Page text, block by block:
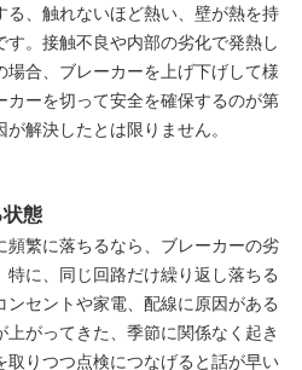
、触れないほど熱い、壁が熱を持
。接触不良や内部の劣化で発熱し
合、ブレーカーを上げ下げして様
ーを切って安全を確保するのが第
解決したとは限りません。
態
繁に落ちるなら、ブレーカーの劣
に、同じ回路だけ繰り返し落ちる
セントや家電、配線に原因がある
がってきた、季節に関係なく起き
りつつ点検につなげると話が早い